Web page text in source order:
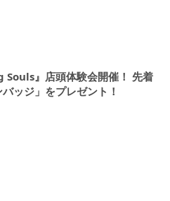
Souls』店頭体験会開催！ 先着
ッジ」をプレゼント！